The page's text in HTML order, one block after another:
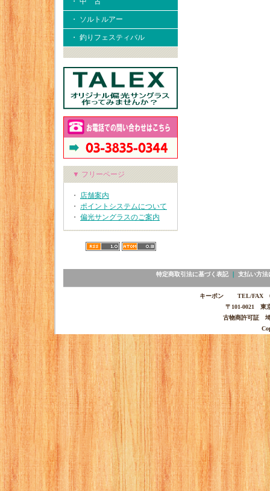
・ ソルトルアー
・ 釣りフェスティバル
▼ フリーページ
・ 店舗案内
・ ポイントシステムについて
・ 偏光サングラスのご案内
特定商取引法に基づく表記｜ 支払い方法
キーポン TEL/FAX
〒101-0021 東
古物商許可証